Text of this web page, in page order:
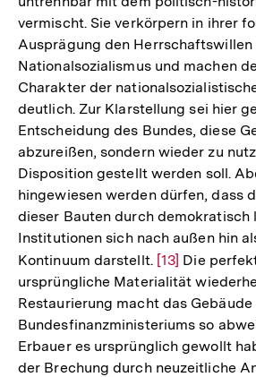
vermischt. Sie verkörpern in ihrer
Ausprägung den Herrschaftswillen
Nationalsozialismus und machen
Charakter der
deutlich. Zur Klarstellung sei hier
Entscheidung des Bundes, diese
abzureißen, sondern wieder zu
Disposition gestellt werden soll.
hingewiesen werden dürfen, dass
dieser Bauten durch demokratisch
Institutionen sich nach außen hin
Kontinuum darstellt. Zur
Auflösung
der
Fußnote
[13] Die
ursprüngliche Materialität
Restaurierung macht das Gebäude
Bundesfinanzministeriums so
Erbauer es ursprünglich gewollt
der Brechung durch neuzeitliche